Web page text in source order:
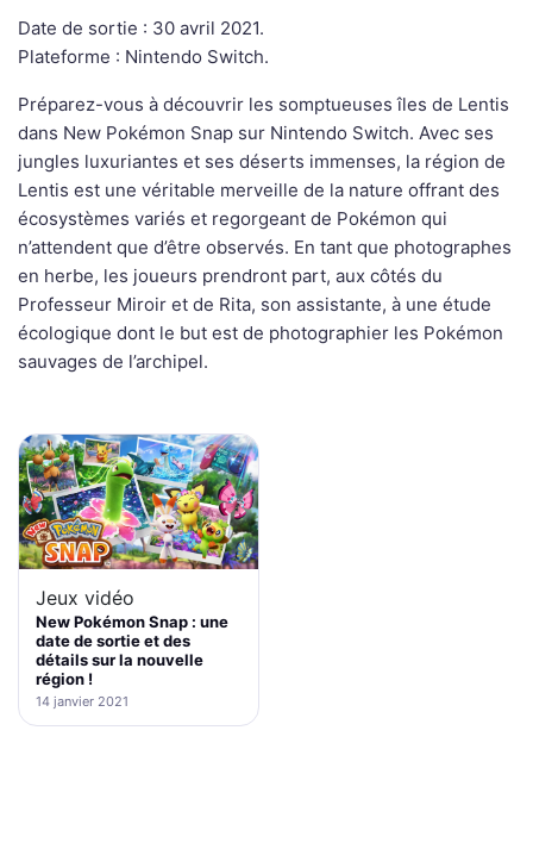
Date de sortie : 30 avril 2021.
Plateforme : Nintendo Switch.
Préparez-vous à découvrir les somptueuses îles de Lentis
dans New Pokémon Snap sur Nintendo Switch. Avec ses
jungles luxuriantes et ses déserts immenses, la région de
Lentis est une véritable merveille de la nature offrant des
écosystèmes variés et regorgeant de Pokémon qui
n’attendent que d’être observés. En tant que photographes
en herbe, les joueurs prendront part, aux côtés du
Professeur Miroir et de Rita, son assistante, à une étude
écologique dont le but est de photographier les Pokémon
sauvages de l’archipel.
Jeux vidéo
New Pokémon Snap : une
date de sortie et des
détails sur la nouvelle
région !
14 janvier 2021